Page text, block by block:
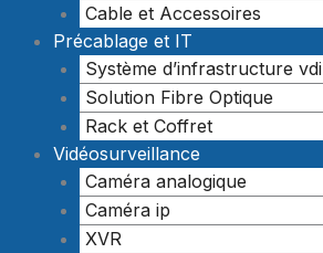
Cable et Accessoires
Précablage et IT
Système d’infrastructure vdi
Solution Fibre Optique
Rack et Coffret
Vidéosurveillance
Caméra analogique
Caméra ip
XVR